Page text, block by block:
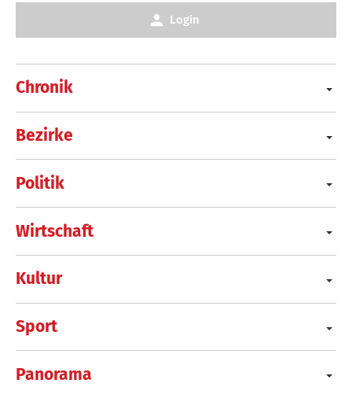
Chronik
Bezirke
Politik
Wirtschaft
Kultur
Sport
Panorama
Login